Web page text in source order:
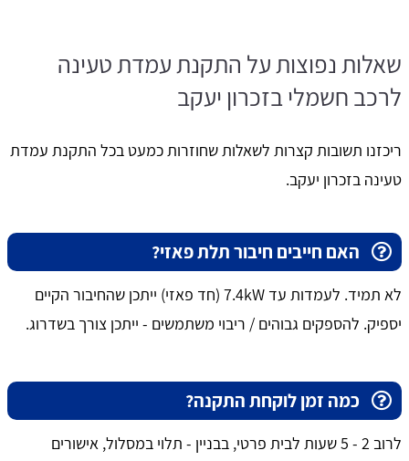
שאלות נפוצות על התקנת עמדת טעינה
לרכב חשמלי בזכרון יעקב
ריכזנו תשובות קצרות לשאלות שחוזרות כמעט בכל התקנת עמדת
טעינה בזכרון יעקב.
האם חייבים חיבור תלת פאזי?
לא תמיד. לעמדות עד 7.4kW (חד פאזי) ייתכן שהחיבור הקיים
יספיק. להספקים גבוהים / ריבוי משתמשים - ייתכן צורך בשדרוג.
כמה זמן לוקחת התקנה?
לרוב 2 - 5 שעות לבית פרטי, בבניין - תלוי במסלול, אישורים